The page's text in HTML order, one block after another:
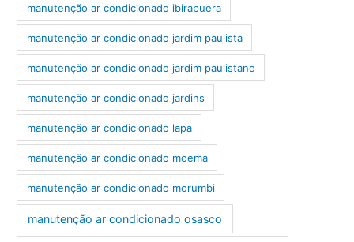
manutenção ar condicionado ibirapuera
manutenção ar condicionado jardim paulista
manutenção ar condicionado jardim paulistano
manutenção ar condicionado jardins
manutenção ar condicionado lapa
manutenção ar condicionado moema
manutenção ar condicionado morumbi
manutenção ar condicionado osasco